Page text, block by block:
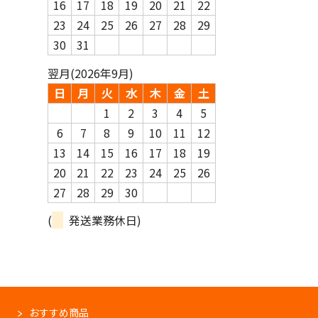
16
17 18 19 20 21
22
23
24 25 26 27 28
29
30
31
翌月(2026年9月)
日
月 火 水 木 金
土
1
2 3 4
5
6
7 8 9 10 11
12
13
14 15 16 17 18
19
20
21 22 23 24 25
26
27
28 29
30
(
発送業務休日)
おすすめ商品